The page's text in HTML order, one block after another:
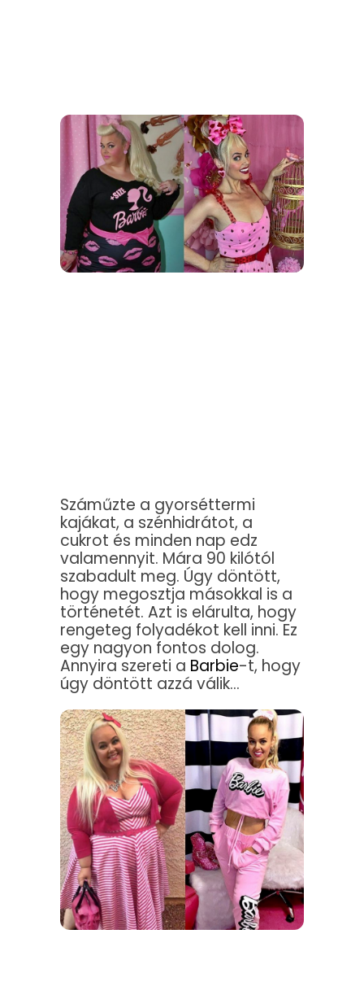
Száműzte a gyorséttermi
kajákat, a szénhidrátot, a
cukrot és minden nap edz
valamennyit. Mára 90 kilótól
szabadult meg. Úgy döntött,
hogy megosztja másokkal is a
történetét. Azt is elárulta, hogy
rengeteg folyadékot kell inni. Ez
egy nagyon fontos dolog.
Annyira szereti a Barbie-t, hogy
úgy döntött azzá válik…